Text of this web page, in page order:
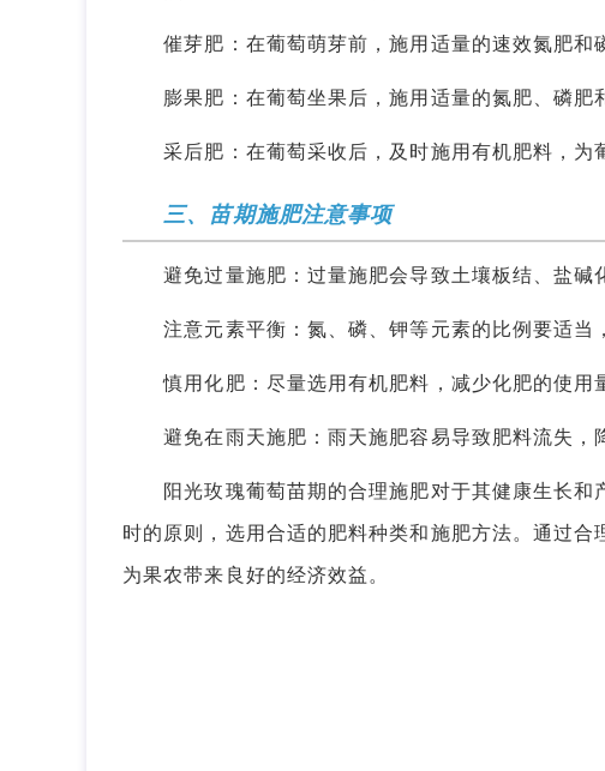
催芽肥：在葡萄萌芽前，施用适量的速效氮肥和
膨果肥：在葡萄坐果后，施用适量的氮肥、磷肥
采后肥：在葡萄采收后，及时施用有机肥料，为
三、苗期施肥注意事项
避免过量施肥：过量施肥会导致土壤板结、盐碱
注意元素平衡：氮、磷、钾等元素的比例要适当
慎用化肥：尽量选用有机肥料，减少化肥的使用
避免在雨天施肥：雨天施肥容易导致肥料流失，
阳光玫瑰葡萄苗期的合理施肥对于其健康生长和
时的原则，选用合适的肥料种类和施肥方法。通过
为果农带来良好的经济效益。